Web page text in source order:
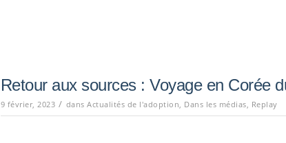
Retour aux sources : Voyage en Corée
9 février, 2023 / dansActualités de l'adoption, Dans les médias, Replay